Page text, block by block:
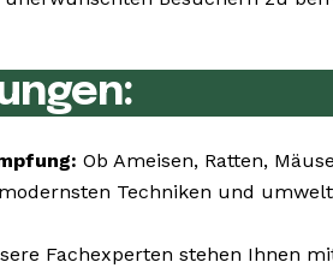
Ob Ameisen, Ratten,
Techniken und
Fachexperten stehen Ihnen